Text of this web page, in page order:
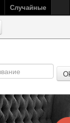
Случайные